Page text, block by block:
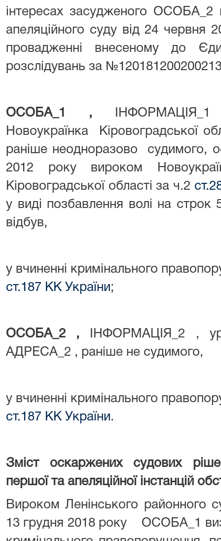
інтересах засудженого ОСОБА_2
апеляційного суду від 24 червня
провадженні внесеному до
розслідувань за
ОСОБА_1 ,
Новоукраїнка Кіровоградської
раніше неодноразово судимого,
2012 року вироком
Кіровоградської області за ч.2
у виді позбавлення волі на строк
відбув,
у вчиненні кримінального
ст.187 КК України;
ОСОБА_2 ,
ІНФОРМАЦІЯ_2 ,
АДРЕСА_2 , раніше не судимого,
у вчиненні кримінального
ст.187 КК України.
Зміст оскаржених судових
першої та апеляційної інстанцій
Вироком Ленінського районного
13 грудня 2018 року ОСОБА_1